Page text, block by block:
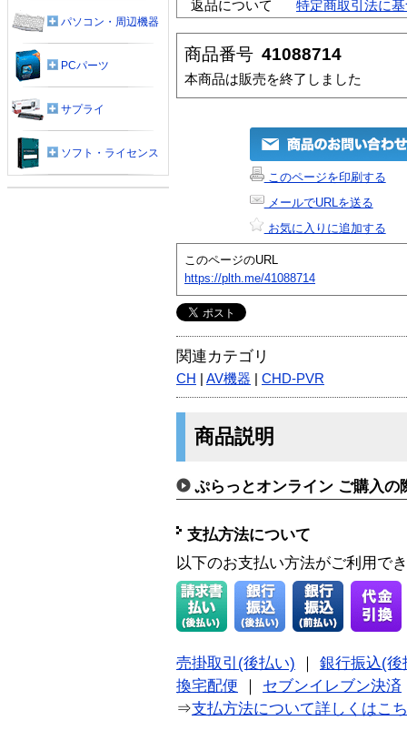
返品について
特定商取引法に
商品番号 41088714
本商品は販売を終了しました
このページを印刷する
メールでURLを送る
お気に入りに追加する
このページのURL
https://plth.me/41088714
関連カテゴリ
CH AV機器 CHD-PVR
商品説明
ぷらっとオンライン ご購入の
支払方法について
以下のお支払い方法がご利用で
売掛取引(後払い)
銀行振込(後
換宅配便
セブンイレブン決済
⇒支払方法について詳しくはこ
パソコン・周辺機器
PCパーツ
サプライ
ソフト・ライセンス